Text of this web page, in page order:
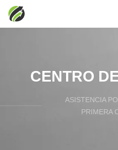
CENTRO
ASISTENCIA
PRIMERA